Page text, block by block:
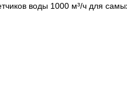
воды 1000 м³/ч для